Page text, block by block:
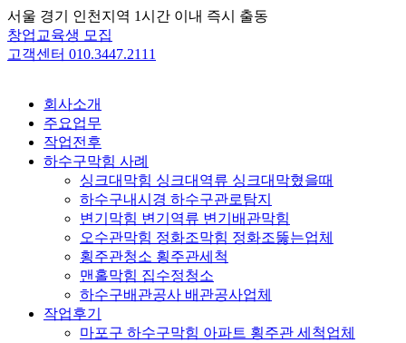
Skip
to
content
서울 경기 인천지역 1시간 이내 즉시 출동
창업교육생 모집
고객센터 010.3447.2111
회사소개
주요업무
작업전후
하수구막힘 사례
싱크대막힘 싱크대역류 싱크대막혔을때
하수구내시경 하수구관로탐지
변기막힘 변기역류 변기배관막힘
오수관막힘 정화조막힘 정화조뚫는업체
횡주관청소 횡주관세척
맨홀막힘 집수정청소
하수구배관공사 배관공사업체
작업후기
마포구 하수구막힘 아파트 횡주관 세척업체